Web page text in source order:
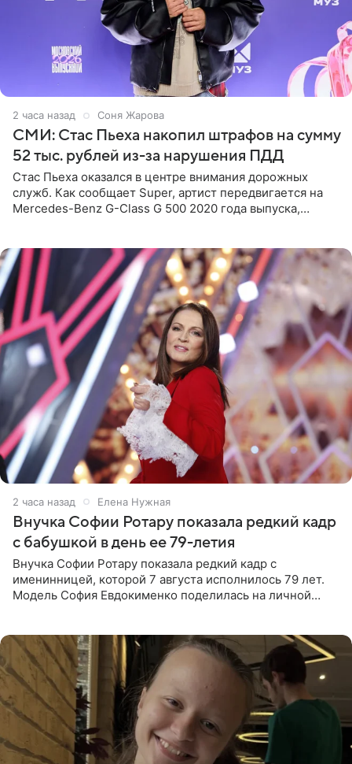
2 часа назад Соня Жарова
СМИ: Стас Пьеха накопил штрафов на сумму
52 тыс. рублей из-за нарушения ПДД
Стас Пьеха оказался в центре внимания дорожных
служб. Как сообщает Super, артист передвигается на
Mercedes-Benz G-Class G 500 2020 года выпуска,
2 часа назад Елена Нужная
Внучка Софии Ротару показала редкий кадр
с бабушкой в день ее 79-летия
Внучка Софии Ротару показала редкий кадр с
именинницей, которой 7 августа исполнилось 79 лет.
Модель София Евдокименко поделилась на личной